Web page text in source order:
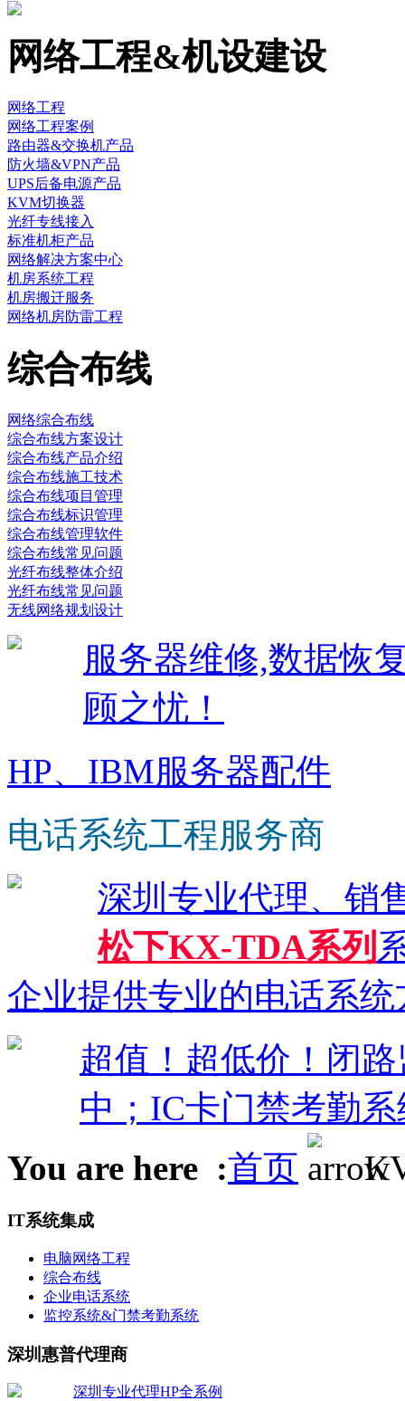
网络工程&机设建设
网络工程
网络工程案例
路由器&交换机产品
防火墙&VPN产品
UPS后备电源产品
KVM切换器
光纤专线接入
标准机柜产品
网络解决方案中心
机房系统工程
机房搬迁服务
网络机房防雷工程
综合布线
网络综合布线
综合布线方案设计
综合布线产品介绍
综合布线施工技术
综合布线项目管理
综合布线标识管理
综合布线管理软件
综合布线常见问题
光纤布线整体介绍
光纤布线常见问题
无线网络规划设计
服务器维修,数据恢
顾之忧！
HP、IBM服务器配件
电话系统工程服务商
深圳专业代理、销
松下KX-TDA系列
企业提供专业的电话系
超值！超低价！闭
中；IC卡门禁考勤
You are here :首页
IT系统集成
电脑网络工程
综合布线
企业电话系统
监控系统&门禁考勤系统
深圳惠普代理商
深圳专业代理HP全系例